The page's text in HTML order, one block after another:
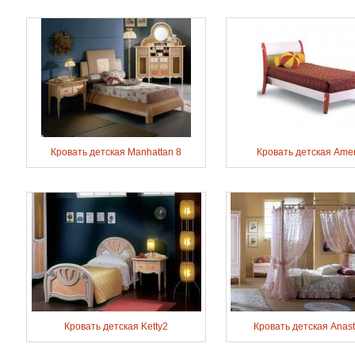
Кровать детская Manhattan 8 Кровать детская
Кровать детская Ketty2 Кровать детская